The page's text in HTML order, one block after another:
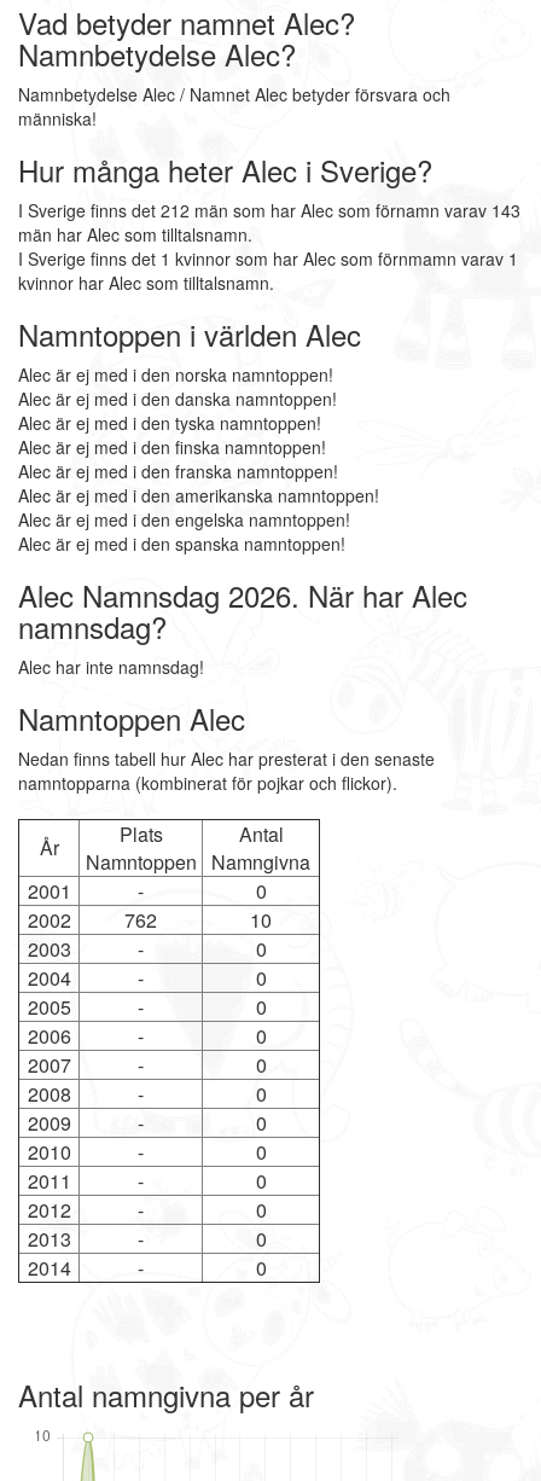
Vad betyder namnet Alec?
Namnbetydelse Alec?
Namnbetydelse Alec / Namnet Alec betyder försvara och
människa!
Hur många heter Alec i Sverige?
I Sverige finns det 212 män som har Alec som förnamn varav 143
män har Alec som tilltalsnamn.
I Sverige finns det 1 kvinnor som har Alec som förnmamn varav 1
kvinnor har Alec som tilltalsnamn.
Namntoppen i världen Alec
Alec är ej med i den norska namntoppen!
Alec är ej med i den danska namntoppen!
Alec är ej med i den tyska namntoppen!
Alec är ej med i den finska namntoppen!
Alec är ej med i den franska namntoppen!
Alec är ej med i den amerikanska namntoppen!
Alec är ej med i den engelska namntoppen!
Alec är ej med i den spanska namntoppen!
Alec Namnsdag 2026. När har Alec
namnsdag?
Alec har inte namnsdag!
Namntoppen Alec
Nedan finns tabell hur Alec har presterat i den senaste
namntopparna (kombinerat för pojkar och flickor).
År
Plats
Namntoppen
Antal
Namngivna
2001
-
0
2002
762
10
2003
-
0
2004
-
0
2005
-
0
2006
-
0
2007
-
0
2008
-
0
2009
-
0
2010
-
0
2011
-
0
2012
-
0
2013
-
0
2014
- 0
Antal namngivna per år